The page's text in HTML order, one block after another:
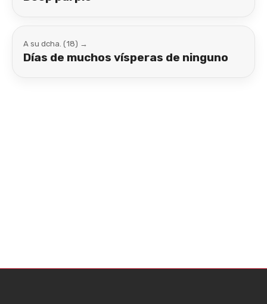
A su dcha. (18) →
Días de muchos vísperas de ninguno